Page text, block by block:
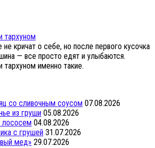
тархуном
кричат о себе, но после первого кусочка
— все просто едят и улыбаются.
тархуном именно такие.
со сливочным соусом 07.08.2026
из груши 05.08.2026
лососем 04.08.2026
с грушей 31.07.2026
мед» 29.07.2026